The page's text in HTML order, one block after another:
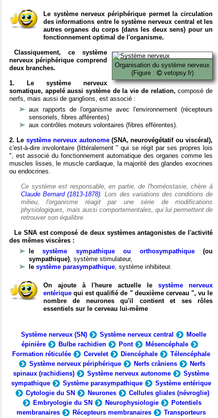
Le système nerveux périphérique permet la circulation
des informations entre le système nerveux central et les
autres organes du corps (dans les deux sens) pour un
fonctionnement optimal de l'organisme.
Organisation du système nerveux
(Figure :
vetopsy.fr)
Classiquement, ce système
nerveux périphérique comprend
deux branches.
1. Le système nerveux
somatique, appelé aussi système de la vie de relation, composé de
nerfs, mais aussi de ganglions, est associé :
aux rapports de l'organisme avec l'environnement (récepteurs
sensoriels, fibres afférentes)
aux contrôles moteurs volontaires (fibres efférentes).
2. Le système nerveux autonome(SNA, neurovégétatif ou viscéral),
c'est-à-dire involontaire (littéralement " qui se régit par ses propres lois
", est associé du fonctionnement automatique des organes comme les
muscles lisses, le muscle cardiaque, la majorité des glandes exocrines
ou endocrines.
Ce système est responsable, en partie, de l'homéostasie, chère à
Claude Bernard (1813-1878). Lors des variations des conditions de
milieu, l'organisme réagit par une série de modifications
physiologiques, mais aussi comportementales, qui lui permettent de
retrouver son équilibre.
Le SNA est composé de deux systèmes antagonistes de l'activité
des mêmes viscères :
lesystème sympathique ou orthosympathique(ou
sympathique), système stimulateur,
le système parasympathique, système inhibiteur.
On ajoute à l'heure actuelle le système nerveux
entérique qui est qualifié de " deuxième cerveau ", vu le
nombre de neurones qu'il contient et ses rôles
essentiels sur le cerveau lui-même
Système nerveux (SN) Système nerveux central
Moelle
épinière
Bulbe rachidien Pont
Mésencéphale
Formation réticulée
Cervelet Diencéphale
Télencéphale
Système nerveux périphérique
Nerfs crâniens
Nerfs
spinaux (rachidiens)
Système nerveux autonome
Système
sympathique
Système parasympathique
Système entérique
Cytologie du SN
Neurones
Cellules gliales (névroglie)
Embryologie du SN
Neurophysiologie
Potentiels
membranaires
Récepteurs membranaires
Transporteurs